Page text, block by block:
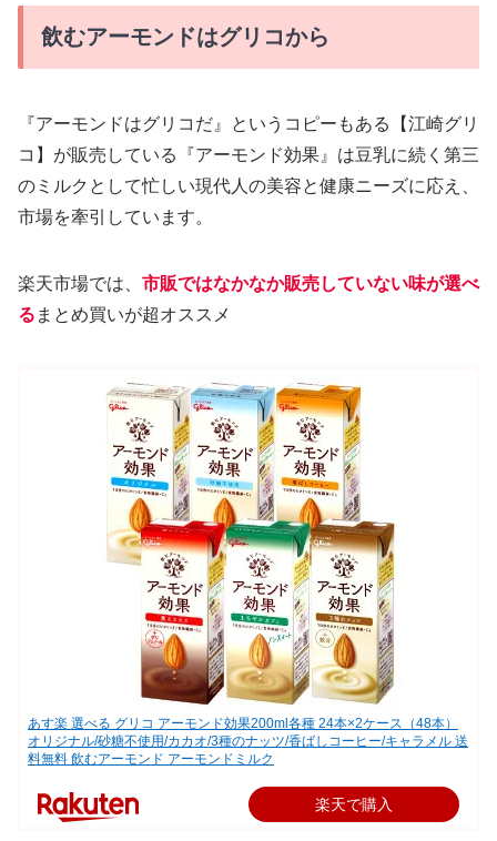
飲むアーモンドはグリコから
『アーモンドはグリコだ』というコピーもある【江崎グリ
コ】が販売している『アーモンド効果』は豆乳に続く第三
のミルクとして忙しい現代人の美容と健康ニーズに応え、
市場を牽引しています。
楽天市場では、 市販ではなかなか販売していない味が選べ
る まとめ買いが超オススメ
あす楽 選べる グリコ アーモンド効果200ml各種 24本×2ケース（48本）
オリジナル/砂糖不使用/カカオ/3種のナッツ/香ばしコーヒー/キャラメル 送
料無料 飲むアーモンド アーモンドミルク
楽天で購入